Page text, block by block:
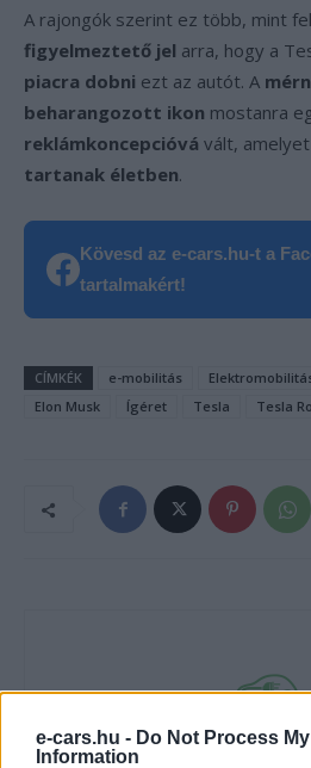
e-cars.hu - Do Not Process
Information
A rajongók szerint ez több, mint
figyelmeztető jel arra, hogy a
piacra dobni ezt az autót. A
beharangozott ikon mostanra
reklámkoncepcióvá vált, amelyet
tartanak életben.
Kövesd az e-cars.hu-t a
tartalmakért!
CÍMKÉK e-mobilitás
Elon Musk
Ígéret Tesla Tesla